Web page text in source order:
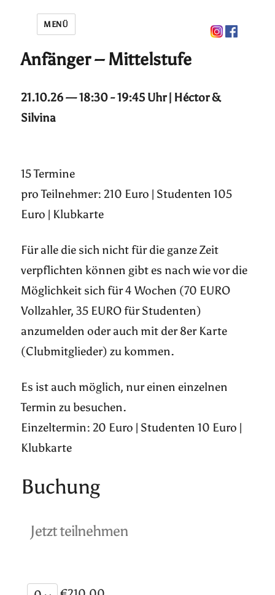
MENÜ
Anfänger – Mittelstufe
21.10.26 — 18:30 - 19:45 Uhr | Héctor &
Silvina
15 Termine
pro Teilnehmer: 210 Euro | Studenten 105
Euro | Klubkarte
Für alle die sich nicht für die ganze Zeit
verpflichten können gibt es nach wie vor die
Möglichkeit sich für 4 Wochen (70 EURO
Vollzahler, 35 EURO für Studenten)
anzumelden oder auch mit der 8er Karte
(Clubmitglieder) zu kommen.
Es ist auch möglich, nur einen einzelnen
Termin zu besuchen.
Einzeltermin: 20 Euro | Studenten 10 Euro |
Klubkarte
Buchung
Jetzt teilnehmen